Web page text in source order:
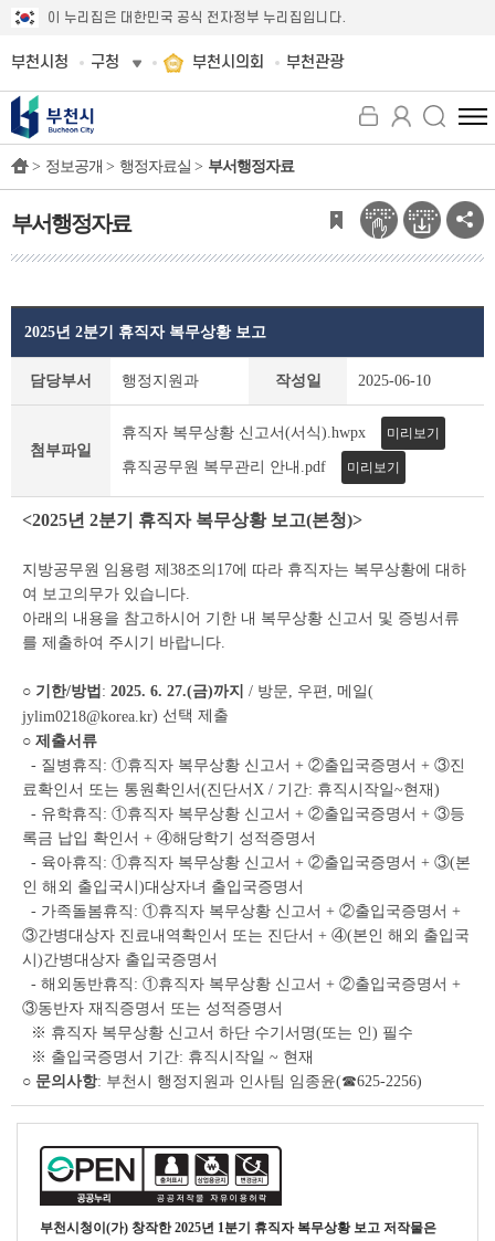
이 누리집은 대한민국 공식 전자정부 누리집입니다.
부천시청 구청 부천시의회 부천관광
전
체
뉴
보
기
> 정보공개 > 행정자료실 > 부서행정자료
부서행정자료
상
세
회
테
이
블
2025년 2분기 휴직자 복무상황 보고
담당부서 행정지원과 작성일 2025-06-10
첨부파일
휴직자 복무상황 신고서(서식).hwpx 미리보기
휴직공무원 복무관리 안내.pdf 미리보기
<2025년 2분기 휴직자 복무상황 보고(본청)>
지방공무원 임용령 제38조의17에 따라 휴직자는 복무상황에 대하
여 보고의무가 있습니다.
아래의 내용을 참고하시어 기한 내 복무상황 신고서 및 증빙서류
를 제출하여 주시기 바랍니다.
○ 기한/방법 : 2025. 6. 27.(금)까지 / 방문, 우편, 메일(
jylim0218@korea.kr) 선택 제출
○ 제출서류
- 질병휴직: ①휴직자 복무상황 신고서 + ②출입국증명서 + ③진
료확인서 또는 통원확인서(진단서X / 기간: 휴직시작일~현재)
- 유학휴직: ①휴직자 복무상황 신고서 + ②출입국증명서 + ③등
록금 납입 확인서 + ④해당학기 성적증명서
- 육아휴직: ①휴직자 복무상황 신고서 + ②출입국증명서 + ③(본
인 해외 출입국시)대상자녀 출입국증명서
- 가족돌봄휴직: ①휴직자 복무상황 신고서 + ②출입국증명서 +
③간병대상자 진료내역확인서 또는 진단서 + ④(본인 해외 출입국
시)간병대상자 출입국증명서
- 해외동반휴직: ①휴직자 복무상황 신고서 + ②출입국증명서 +
③동반자 재직증명서 또는 성적증명서
※ 휴직자 복무상황 신고서 하단 수기서명(또는 인) 필수
※ 출입국증명서 기간: 휴직시작일 ~ 현재
○ 문의사항: 부천시 행정지원과 인사팀 임종윤(☎625-2256)
부천시청이(가) 창작한2025년 1분기 휴직자 복무상황 보고 저작물은